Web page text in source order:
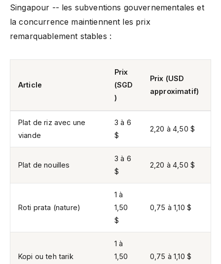
Singapour -- les subventions gouvernementales et
la concurrence maintiennent les prix
remarquablement stables :
Article
Prix
(SGD
)
Prix (USD
approximatif)
Plat de riz avec une
viande
3 à 6
$
2,20 à 4,50 $
Plat de nouilles
3 à 6
$
2,20 à 4,50 $
Roti prata (nature)
1 à
1,50
$
0,75 à 1,10 $
Kopi ou teh tarik
1 à
1,50
0,75 à 1,10 $